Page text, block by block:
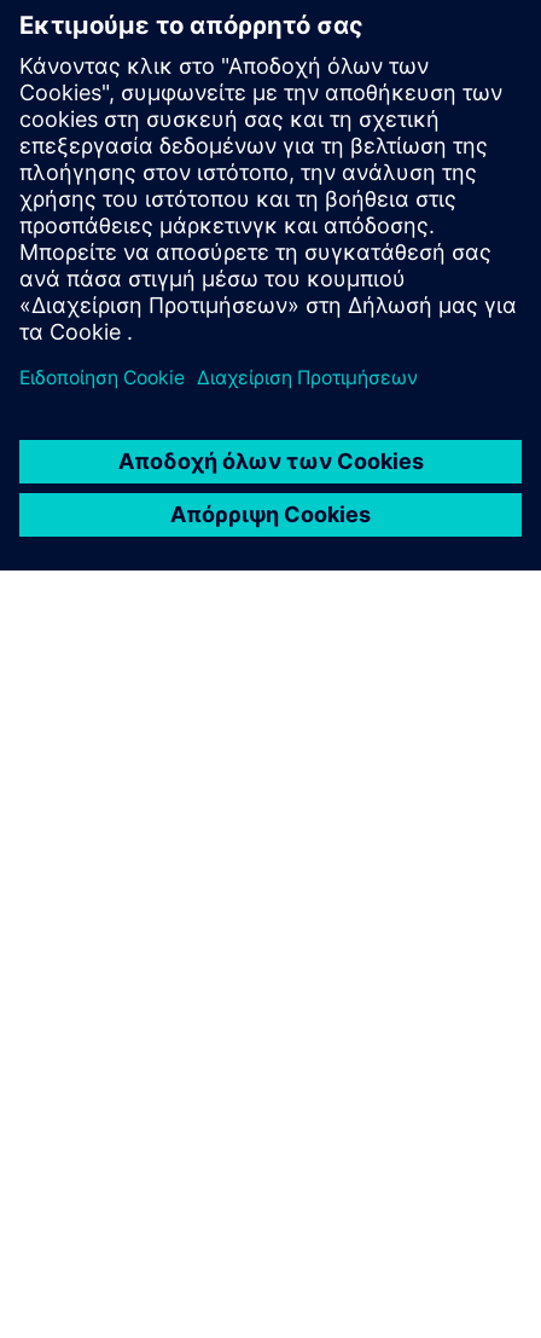
για δίκτυα φόρτισης
αυτοκινήτων
Το fUse αυτοματοποιεί την εγγραφή, τη δημιουργία
πίστωσης και τη δημιουργία εσόδων για φορτιστές EV σε
πρακτορεία ενοικίασης αυτοκινήτων και μεγάλα δίκτυα
αντιπροσωπειών, διασφαλίζοντας έσοδα από τη φόρτιση
διατηρώντας παράλληλα τη συμμόρφωση σε όλα τα
πρότυπα προγράμματα Clean Fuel της Βόρειας Αμερικής.